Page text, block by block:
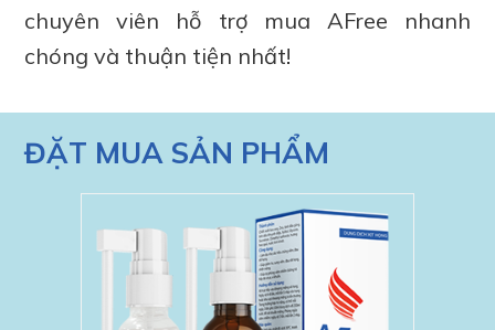
chuyên viên hỗ trợ mua AFree nhanh
chóng và thuận tiện nhất!
ĐẶT MUA SẢN PHẨM